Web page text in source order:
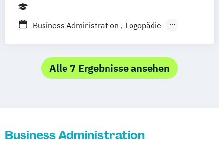
Maschinenbau
Verfahrenstechnik
Werkstofftechnik
Wirtschaftsinformatik
Business Administration
Logopädie
Alle 7 Ergebnisse ansehen
Business Administration